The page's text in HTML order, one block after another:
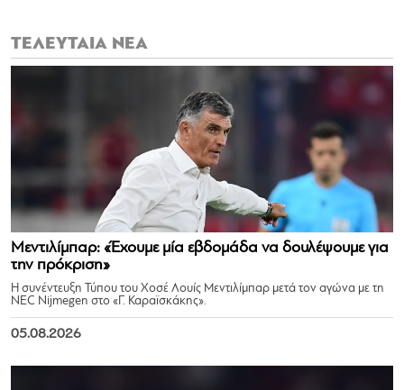
ΤΕΛΕΥΤΑΙΑ ΝΕΑ
Μεντιλίμπαρ: «Έχουμε μία εβδομάδα να δουλέψουμε για
την πρόκριση»
Η συνέντευξη Τύπου του Χοσέ Λουίς Μεντιλίμπαρ μετά τον αγώνα με τη
NEC Nijmegen στο «Γ. Καραϊσκάκης».
05.08.2026